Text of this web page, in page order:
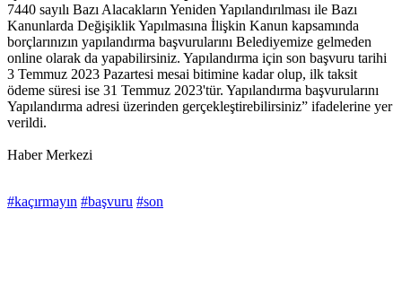
7440 sayılı Bazı Alacakların Yeniden Yapılandırılması ile Bazı
Kanunlarda Değişiklik Yapılmasına İlişkin Kanun kapsamında
borçlarınızın yapılandırma başvurularını Belediyemize gelmeden
online olarak da yapabilirsiniz. Yapılandırma için son başvuru tarihi
3 Temmuz 2023 Pazartesi mesai bitimine kadar olup, ilk taksit
ödeme süresi ise 31 Temmuz 2023'tür. Yapılandırma başvurularını
Yapılandırma adresi üzerinden gerçekleştirebilirsiniz” ifadelerine yer
verildi.
Haber Merkezi
#kaçırmayın #başvuru #son